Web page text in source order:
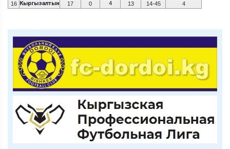
16 Кыргызалтын 17 0 4 13 14-45 4